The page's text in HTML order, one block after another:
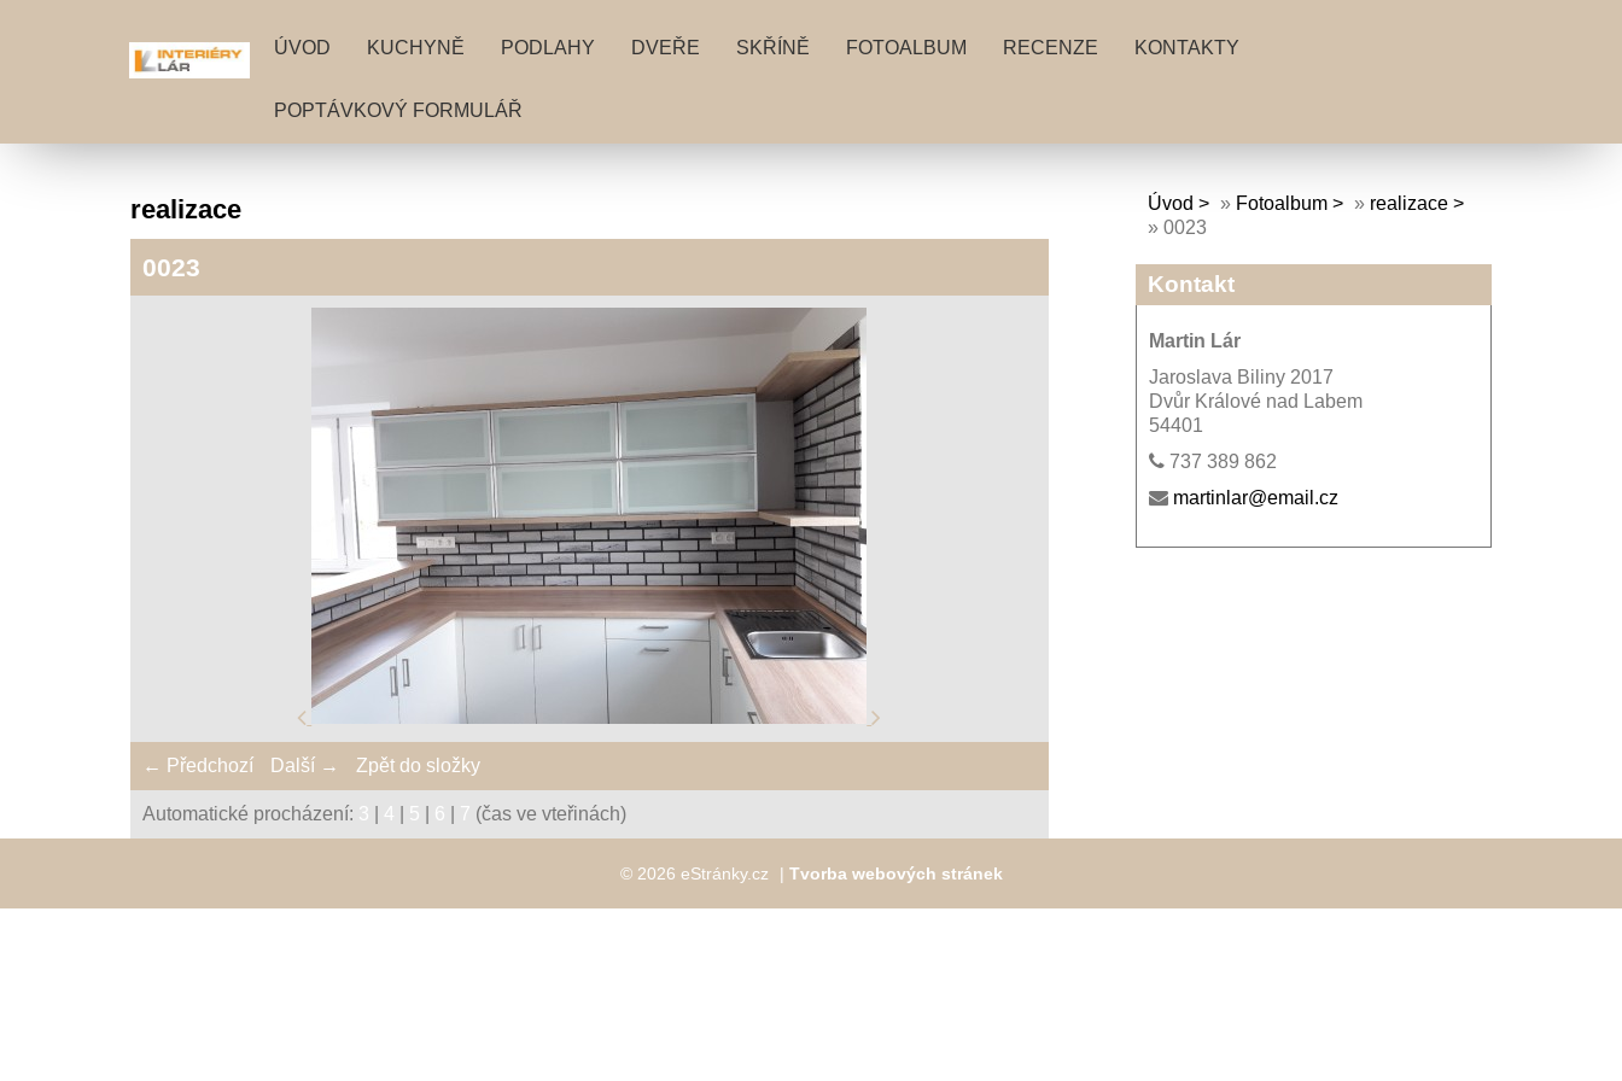
ÚVOD KUCHYNĚ PODLAHY DVEŘE SKŘÍNĚ FOTOALBUM RECENZE KONTAKTY
POPTÁVKOVÝ FORMULÁŘ
realizace
0023
← Předchozí Další → Zpět do složky
Automatické procházení: 3 4 5 6 7 (čas ve vteřinách)
Úvod » Fotoalbum » realizace
» 0023
Kontakt
Martin Lár
Jaroslava Biliny 2017
Dvůr Králové nad Labem
54401
737 389 862
martinlar@email.cz
© 2026 eStránky.cz | Tvorba webových stránek